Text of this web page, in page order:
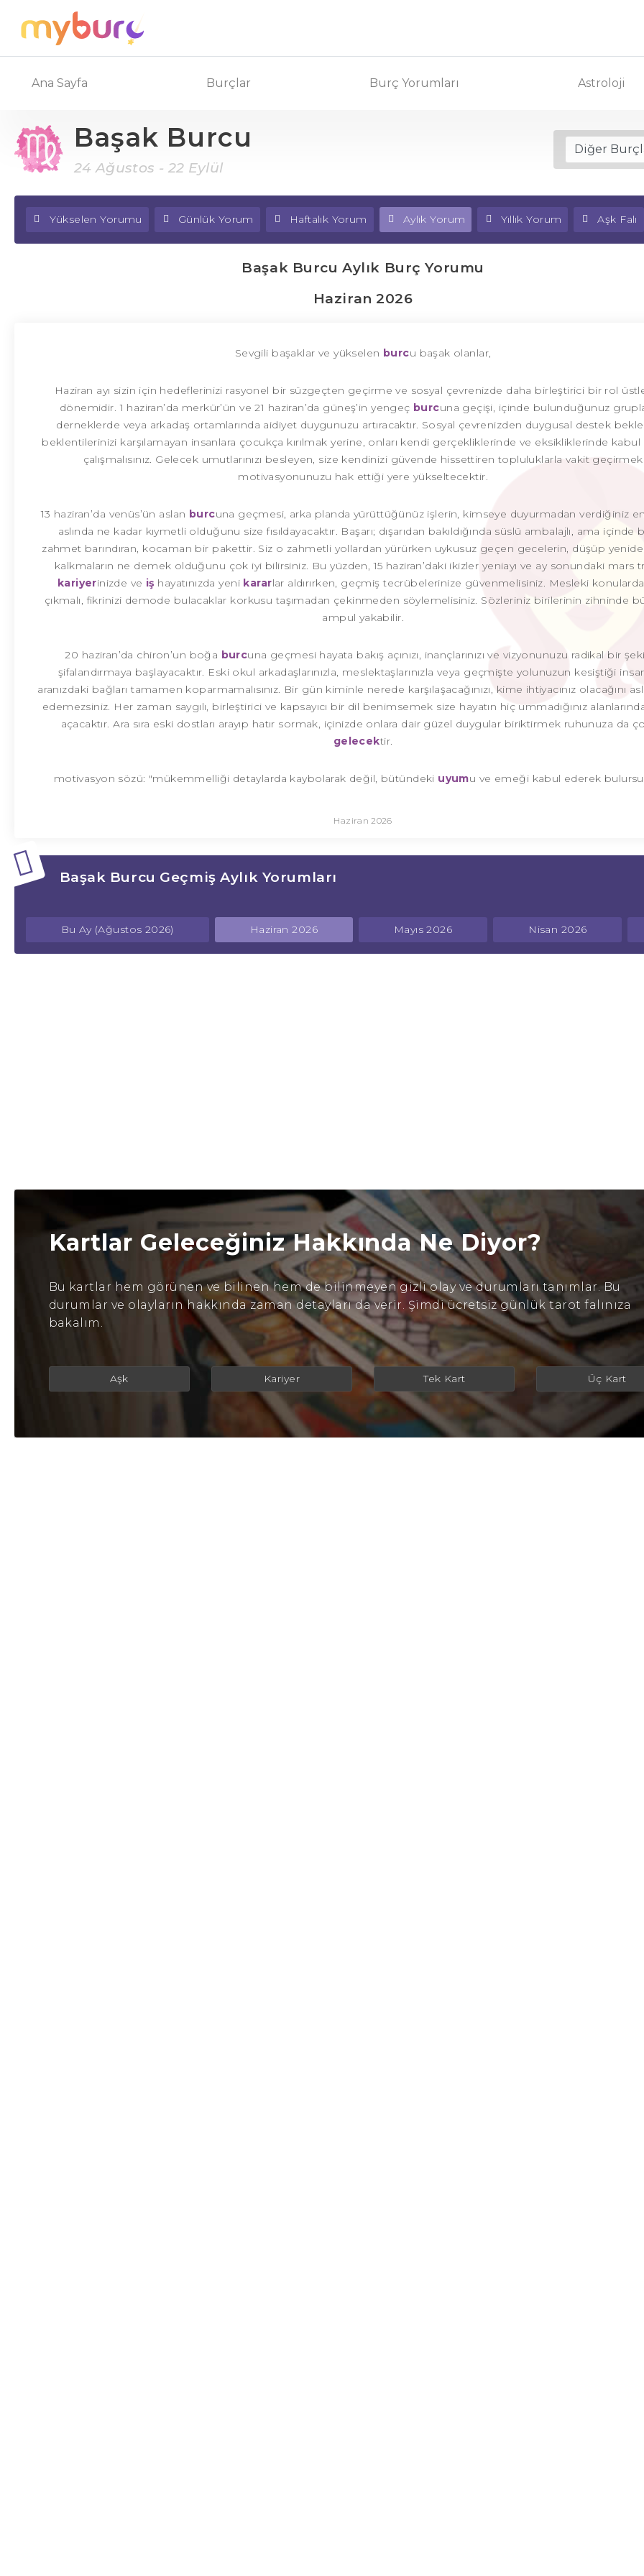
Ana Sayfa Burçlar Burç Yorumları Astroloji
Başak Burcu
24 Ağustos - 22 Eylül
Yükselen Yorumu Günlük Yorum Haftalık Yorum Aylık Yorum Yıllık Yorum Aşk Falı
Başak Burcu Aylık Burç Yorumu
Haziran 2026
Sevgili başaklar ve yükselen burcu başak olanlar,
Haziran ayı sizin için hedeflerinizi rasyonel bir süzgeçten geçirme ve sosyal çevrenizde daha birleştirici bir rol
dönemidir. 1 haziran’da merkür’ün ve 21 haziran’da güneş’in yengeç burcuna geçişi, içinde bulunduğunuz
derneklerde veya arkadaş ortamlarında aidiyet duygunuzu artıracaktır. Sosyal çevrenizden duygusal destek
beklentilerinizi karşılamayan insanlara çocukça kırılmak yerine, onları kendi gerçekliklerinde ve eksikliklerinde
çalışmalısınız. Gelecek umutlarınızı besleyen, size kendinizi güvende hissettiren topluluklarla vakit geçirmek
motivasyonunuzu hak ettiği yere yükseltecektir.
13 haziran’da venüs’ün aslan burcuna geçmesi, arka planda yürüttüğünüz işlerin, kimseye duyurmadan verdiğiniz
aslında ne kadar kıymetli olduğunu size fısıldayacaktır. Başarı; dışarıdan bakıldığında süslü ambalajlı, ama içinde
zahmet barındıran, kocaman bir pakettir. Siz o zahmetli yollardan yürürken uykusuz geçen gecelerin, düşüp
kalkmaların ne demek olduğunu çok iyi bilirsiniz. Bu yüzden, 15 haziran’daki ikizler yeniayı ve ay sonundaki mars
kariyerinizde ve iş hayatınızda yeni kararlar aldırırken, geçmiş tecrübelerinize güvenmelisiniz. Mesleki
çıkmalı, fikrinizi demode bulacaklar korkusu taşımadan çekinmeden söylemelisiniz. Sözleriniz birilerinin zihninde
ampul yakabilir.
20 haziran’da chiron’un boğa burcuna geçmesi hayata bakış açınızı, inançlarınızı ve vizyonunuzu radikal bir
şifalandırmaya başlayacaktır. Eski okul arkadaşlarınızla, meslektaşlarınızla veya geçmişte yolunuzun kesiştiği
aranızdaki bağları tamamen koparmamalısınız. Bir gün kiminle nerede karşılaşacağınızı, kime ihtiyacınız olacağını
edemezsiniz. Her zaman saygılı, birleştirici ve kapsayıcı bir dil benimsemek size hayatın hiç ummadığınız
açacaktır. Ara sıra eski dostları arayıp hatır sormak, içinizde onlara dair güzel duygular biriktirmek ruhunuza da
gelecektir.
motivasyon sözü: "mükemmelliği detaylarda kaybolarak değil, bütündeki uyumu ve emeği kabul ederek
Haziran 2026
Başak Burcu Geçmiş Aylık Yorumları
Bu Ay (Ağustos 2026) Haziran 2026 Mayıs 2026 Nisan 2026
Kartlar Geleceğiniz Hakkında Ne Diyor?
Bu kartlar hem görünen ve bilinen hem de bilinmeyen gizli olay ve durumları tanımlar. Bu
durumlar ve olayların hakkında zaman detayları da verir. Şimdi ücretsiz günlük tarot falınıza
bakalım.
Aşk Kariyer Tek Kart Üç Kart